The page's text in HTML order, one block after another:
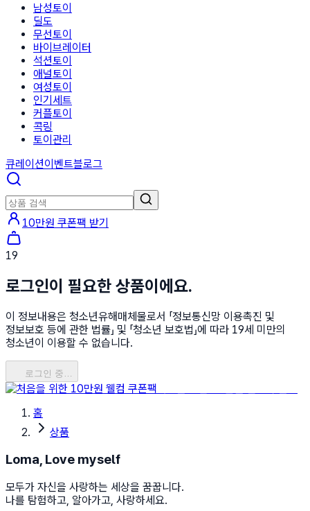
남성토이
딜도
무선토이
바이브레이터
석션토이
애널토이
여성토이
인기세트
커플토이
콕링
토이관리
큐레이션이벤트블로그
10만원 쿠폰팩 받기
19
로그인이 필요한 상품이에요.
이 정보내용은 청소년유해매체물로서 「정보통신망 이용촉진 및
정보보호 등에 관한 법률」 및 「청소년 보호법」에 따라 19세 미만의
청소년이 이용할 수 없습니다.
로그인 중…
홈
상품
Loma, Love myself
모두가 자신을 사랑하는 세상을 꿈꿉니다.
나를 탐험하고, 알아가고, 사랑하세요.